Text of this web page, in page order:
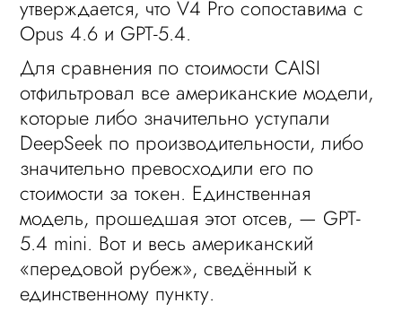
утверждается, что V4 Pro сопоставима с
Opus 4.6 и GPT-5.4.
Для сравнения по стоимости CAISI
отфильтровал все американские модели,
которые либо значительно уступали
DeepSeek по производительности, либо
значительно превосходили его по
стоимости за токен. Единственная
модель, прошедшая этот отсев, — GPT-
5.4 mini. Вот и весь американский
«передовой рубеж», сведённый к
единственному пункту.